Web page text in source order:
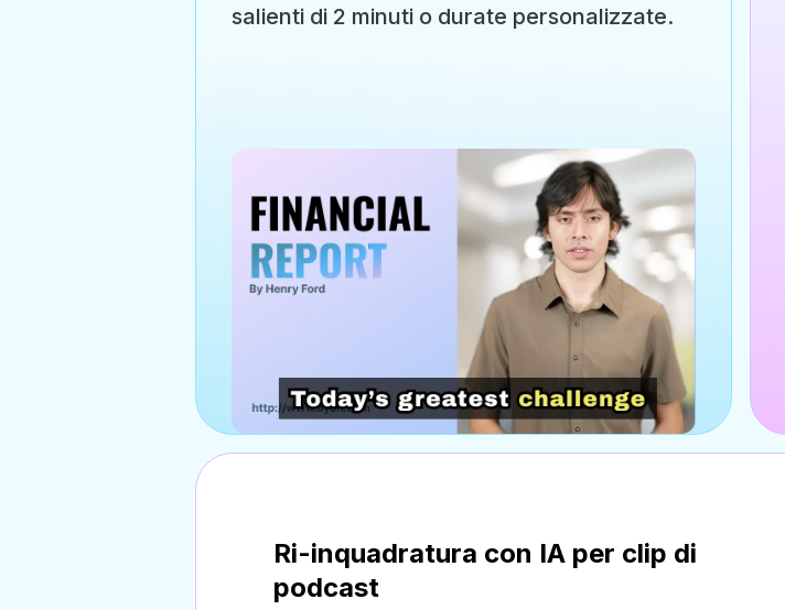
salienti di 2 minuti o durate personalizzate.
Ri-inquadratura con IA per clip di
podcast